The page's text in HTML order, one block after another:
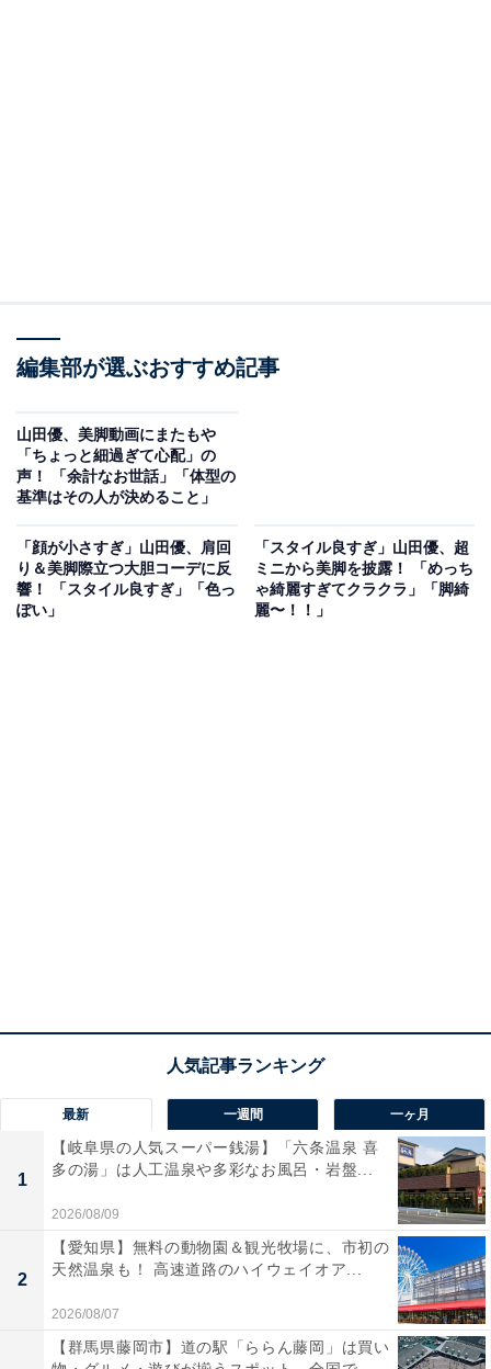
編集部が選ぶおすすめ記事
山田優、美脚動画にまたもや
「ちょっと細過ぎて心配」の
声！ 「余計なお世話」「体型の
基準はその人が決めること」
「顔が小さすぎ」山田優、肩回
り＆美脚際立つ大胆コーデに反
響！ 「スタイル良すぎ」「色っ
ぽい」
「スタイル良すぎ」山田優、超
ミニから美脚を披露！ 「めっち
ゃ綺麗すぎてクラクラ」「脚綺
麗〜！！」
最新 一週間 一ヶ月
1
【岐阜県の人気スーパー銭湯】「六条温泉 喜
多の湯」は人工温泉や多彩なお風呂・岩盤...
2026/08/09
2
【愛知県】無料の動物園＆観光牧場に、市初の
天然温泉も！ 高速道路のハイウェイオア...
2026/08/07
【群馬県藤岡市】道の駅「ららん藤岡」は買い